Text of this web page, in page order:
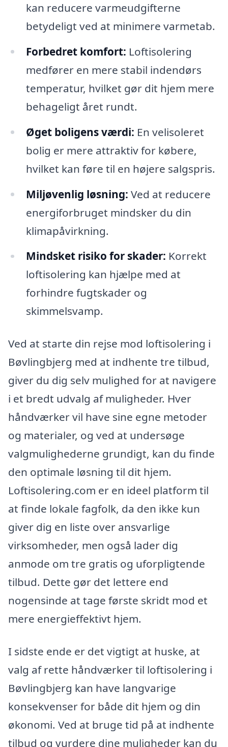
kan reducere varmeudgifterne
betydeligt ved at minimere varmetab.
Forbedret komfort: Loftisolering
medfører en mere stabil indendørs
temperatur, hvilket gør dit hjem mere
behageligt året rundt.
Øget boligens værdi: En velisoleret
bolig er mere attraktiv for købere,
hvilket kan føre til en højere salgspris.
Miljøvenlig løsning: Ved at reducere
energiforbruget mindsker du din
klimapåvirkning.
Mindsket risiko for skader: Korrekt
loftisolering kan hjælpe med at
forhindre fugtskader og
skimmelsvamp.
Ved at starte din rejse mod loftisolering i
Bøvlingbjerg med at indhente tre tilbud,
giver du dig selv mulighed for at navigere
i et bredt udvalg af muligheder. Hver
håndværker vil have sine egne metoder
og materialer, og ved at undersøge
valgmulighederne grundigt, kan du finde
den optimale løsning til dit hjem.
Loftisolering.com er en ideel platform til
at finde lokale fagfolk, da den ikke kun
giver dig en liste over ansvarlige
virksomheder, men også lader dig
anmode om tre gratis og uforpligtende
tilbud. Dette gør det lettere end
nogensinde at tage første skridt mod et
mere energieffektivt hjem.
I sidste ende er det vigtigt at huske, at
valg af rette håndværker til loftisolering i
Bøvlingbjerg kan have langvarige
konsekvenser for både dit hjem og din
økonomi. Ved at bruge tid på at indhente
tilbud og vurdere dine muligheder kan du